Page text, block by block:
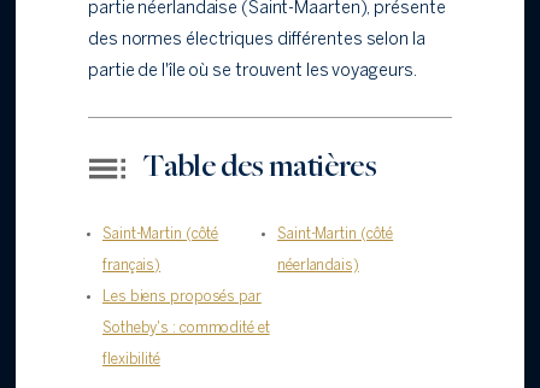
partie néerlandaise (Saint-Maarten), présente
des normes électriques différentes selon la
partie de l'île où se trouvent les voyageurs.
Table des matières
Saint-Martin (côté
français)
Saint-Martin (côté
néerlandais)
Les biens proposés par
Sotheby's : commodité et
flexibilité